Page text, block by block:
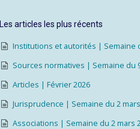
Les articles les plus récents
Institutions et autorités | Semaine
Sources normatives | Semaine du
Articles | Février 2026
Jurisprudence | Semaine du 2
Associations | Semaine du 2 mars